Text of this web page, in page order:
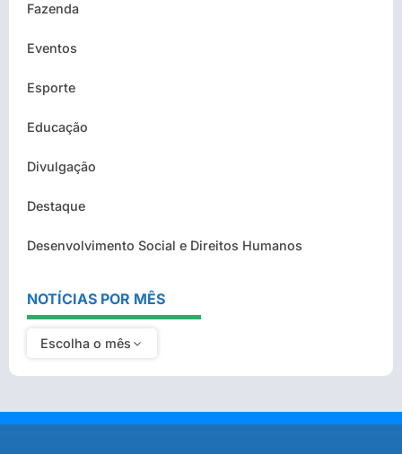
Fazenda
Eventos
Esporte
Educação
Divulgação
Destaque
Desenvolvimento Social e Direitos Humanos
NOTÍCIAS POR MÊS
Escolha o mês